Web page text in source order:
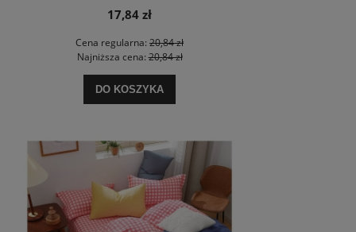
17,84 zł
Cena regularna: 20,84 zł
Najniższa cena:20,84 zł
DO KOSZYKA